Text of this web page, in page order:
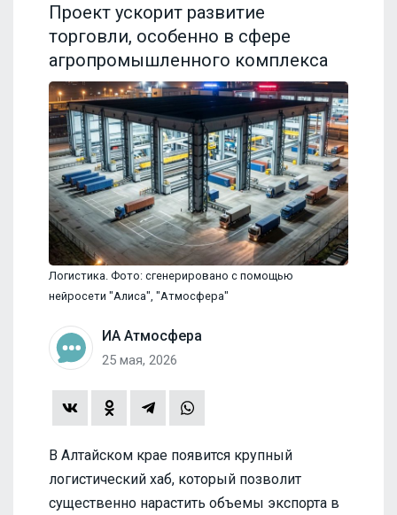
Проект ускорит развитие
торговли, особенно в сфере
агропромышленного комплекса
Логистика. Фото: сгенерировано с помощью
нейросети "Алиса", "Атмосфера"
ИА Атмосфера
25 мая, 2026
В Алтайском крае появится крупный
логистический хаб, который позволит
существенно нарастить объемы экспорта в